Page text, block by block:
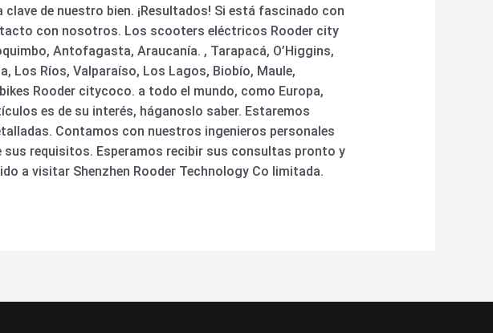
de nuestro bien. ¡Resultados! Si está fascinado con
con nosotros. Los scooters eléctricos Rooder city
Antofagasta, Araucanía. , Tarapacá, O’Higgins,
Los Ríos, Valparaíso, Los Lagos, Biobío, Maule,
Rooder citycoco. a todo el mundo, como Europa,
es de su interés, háganoslo saber. Estaremos
Contamos con nuestros ingenieros personales
requisitos. Esperamos recibir sus consultas pronto y
a visitar Shenzhen Rooder Technology Co limitada.